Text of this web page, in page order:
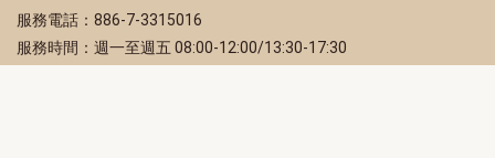
服務電話：886-7-3315016
服務時間：週一至週五 08:00-12:00/13:30-17:30